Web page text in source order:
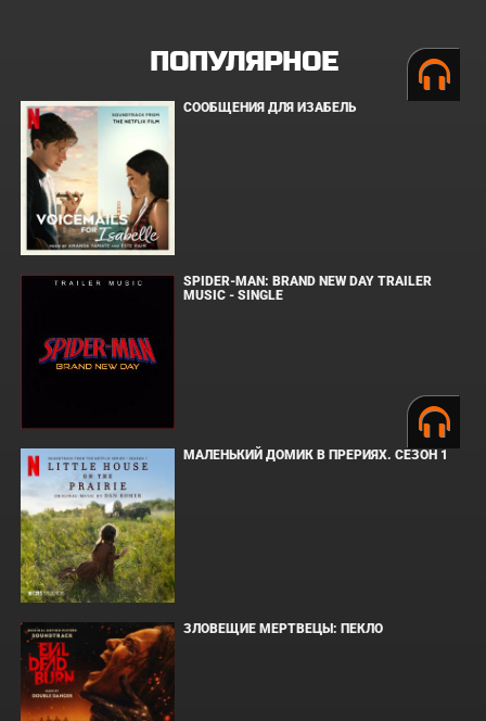
ПОПУЛЯРНОЕ
СООБЩЕНИЯ ДЛЯ ИЗАБЕЛЬ
SPIDER-MAN: BRAND NEW DAY TRAILER
MUSIC - SINGLE
МАЛЕНЬКИЙ ДОМИК В ПРЕРИЯХ. СЕЗОН 1
ЗЛОВЕЩИЕ МЕРТВЕЦЫ: ПЕКЛО